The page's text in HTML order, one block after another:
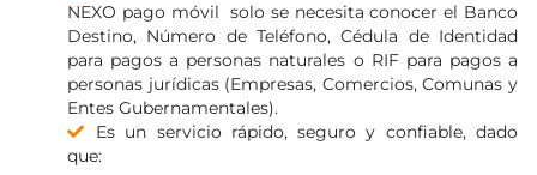
NEXO pago móvil solo se necesita conocer el Banco
Destino, Número de Teléfono, Cédula de Identidad
para pagos a personas naturales o RIF para pagos a
personas jurídicas (Empresas, Comercios, Comunas y
Entes Gubernamentales).
Es un servicio rápido, seguro y confiable, dado
que: